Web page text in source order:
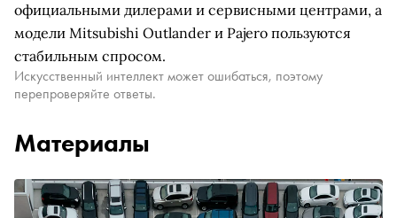
официальными дилерами и сервисными центрами, а
модели Mitsubishi Outlander и Pajero пользуются
стабильным спросом.
Искусственный интеллект может ошибаться, поэтому
перепроверяйте ответы.
Материалы